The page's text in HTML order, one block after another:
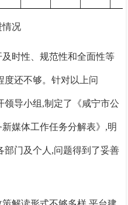
情况
时性、规范性和全面性等
度还不够。针对以上问
领导小组,制定了 《咸宁市公
媒体工作任务分解表》,明
部门及个人,问题得到了妥善